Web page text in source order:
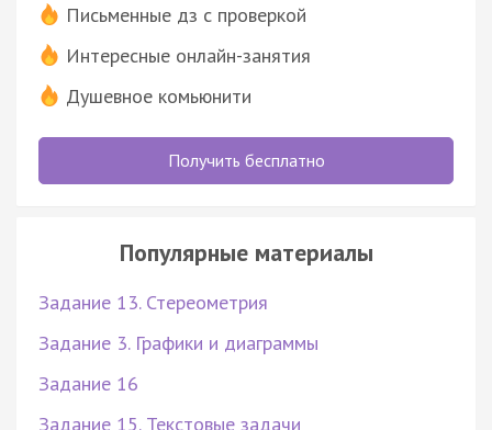
Письменные дз с проверкой
Интересные онлайн-занятия
Душевное комьюнити
Получить бесплатно
Популярные материалы
Задание 13. Стереометрия
Задание 3. Графики и диаграммы
Задание 16
Задание 15. Текстовые задачи